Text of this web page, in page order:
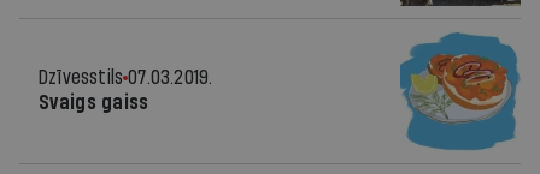
Dzīvesstils 07.03.2019.
Svaigs gaiss